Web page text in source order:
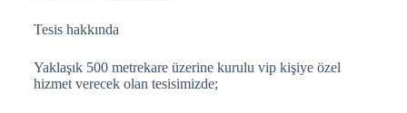
Tesis hakkında
Yaklaşık 500 metrekare üzerine kurulu vip kişiye özel
hizmet verecek olan tesisimizde;